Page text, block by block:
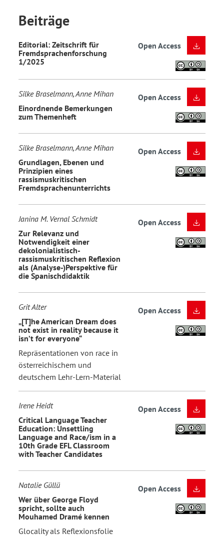
Beiträge
Editorial: Zeitschrift für
Fremdsprachenforschung
1/2025
Open Access
Silke Braselmann, Anne Mihan
Einordnende Bemerkungen
zum Themenheft
Open Access
Silke Braselmann, Anne Mihan
Grundlagen, Ebenen und
Prinzipien eines
rassismuskritischen
Fremdsprachenunterrichts
Open Access
Janina M. Vernal Schmidt
Zur Relevanz und
Notwendigkeit einer
dekolonialistisch-
rassismuskritischen Reflexion
als (Analyse-)Perspektive für
die Spanischdidaktik
Open Access
Grit Alter
„[T]he American Dream does
not exist in reality because it
isn’t for everyone“
Repräsentationen von race in
österreichischem und
deutschem Lehr-Lern-Material
Open Access
Irene Heidt
Critical Language Teacher
Education: Unsettling
Language and Race/ism in a
10th Grade EFL Classroom
with Teacher Candidates
Open Access
Natalie Güllü
Wer über George Floyd
spricht, sollte auch
Mouhamed Dramé kennen
Glocality als Reflexionsfolie
Open Access